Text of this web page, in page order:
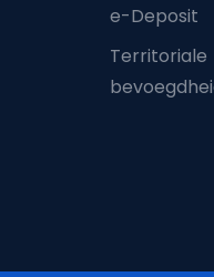
e-Deposit
Territoriale